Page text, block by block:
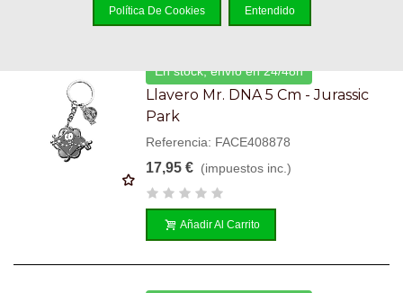
En stock, envío en 24/48h
Llavero Mr. DNA 5 Cm - Jurassic
Park
Referencia: FACE408878
17,95 € (impuestos inc.)
Añadir Al Carrito
Política De Cookies Entendido